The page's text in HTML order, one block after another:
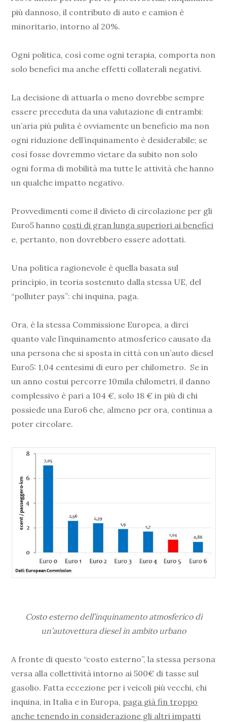
più dannoso, il contributo di auto e camion è
minoritario, intorno al 20%.
Ogni politica, così come ogni terapia, comporta non
solo benefici ma anche effetti collaterali negativi.
La decisione di attuarla o meno dovrebbe sempre
essere preceduta da una valutazione di entrambi:
un’aria più pulita è ovviamente un beneficio ma non
ogni riduzione dell’inquinamento è desiderabile; se
così fosse dovremmo vietare da subito non solo
ogni forma di mobilità ma tutte le attività che hanno
un qualche impatto negativo.
Provvedimenti come il divieto di circolazione per gli
Euro5 hanno costi di gran lunga superiori ai benefici
e, pertanto, non dovrebbero essere adottati.
Una politica ragionevole è quella basata sul
principio, in teoria sostenuto dalla stessa UE, del
“polluter pays”: chi inquina, paga.
Ora, è la stessa Commissione Europea, a dirci
quanto vale l’inquinamento atmosferico causato da
una persona che si sposta in città con un’auto diesel
Euro5: 1,04 centesimi di euro per chilometro. Se in
un anno costui percorre 10mila chilometri, il danno
complessivo è pari a 104 €, solo 18 € in più di chi
possiede una Euro6 che, almeno per ora, continua a
poter circolare.
Costo esterno dell’inquinamento atmosferico di
un’autovettura diesel in ambito urbano
A fronte di questo “costo esterno”, la stessa persona
versa alla collettività intorno ai 500€ di tasse sul
gasolio. Fatta eccezione per i veicoli più vecchi, chi
inquina, in Italia e in Europa, paga già fin troppo
anche tenendo in considerazione gli altri impatti